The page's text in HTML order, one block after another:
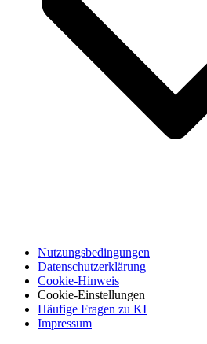
Nutzungsbedingungen
Datenschutzerklärung
Cookie-Hinweis
Cookie-Einstellungen
Häufige Fragen zu KI
Impressum